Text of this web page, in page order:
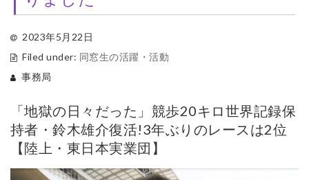
2023年5月22日
Filed under: 同窓生の活躍・活動
事務局
「地獄の日々だった」競歩20キロ世界記録保
持者・鈴木雄介復活!3年ぶりのレースは2位
【陸上・東日本実業団】